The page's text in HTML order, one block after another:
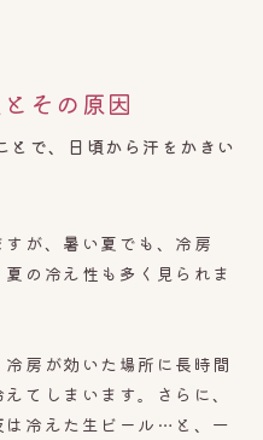
その原因
とで、日頃から汗をかきい
が、暑い夏でも、冷房
の冷え性も多く見られま
房が効いた場所に長時間
てしまいます。さらに、
は冷えた生ビール…と、一